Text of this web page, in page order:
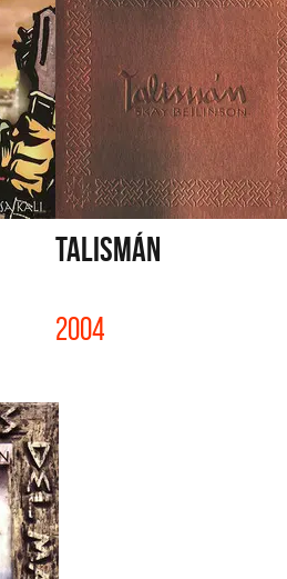
TALISMÁN
2004